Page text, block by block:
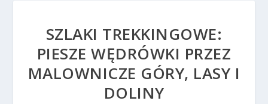
SZLAKI TREKKINGOWE:
PIESZE WĘDRÓWKI PRZEZ
MALOWNICZE GÓRY, LASY I
DOLINY